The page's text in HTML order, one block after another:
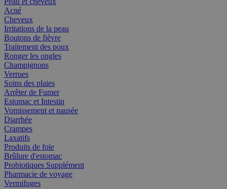
Acné
Cheveux
Irritations de la peau
Boutons de fièvre
Traitement des poux
Ronger les ongles
Champignons
Verrues
Soins des plaies
Arrêter de Fumer
Estomac et Intestin
Vomissement et nausée
Diarrhée
Crampes
Laxatifs
Produits de foie
Brûlure d'estomac
Probiotiques Supplément
Pharmacie de voyage
Vermifuges